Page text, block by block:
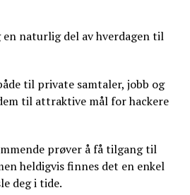
en naturlig del av hverdagen til
til private samtaler, jobb og
til attraktive mål for hackere
prøver å få tilgang til
heldigvis finnes det en enkel
deg i tide.